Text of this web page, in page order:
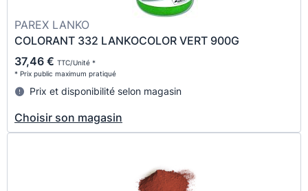
PAREX LANKO
COLORANT 332 LANKOCOLOR VERT 900G
37,46 € TTC/Unité *
* Prix public maximum pratiqué
Prix et disponibilité selon magasin
Choisir son magasin